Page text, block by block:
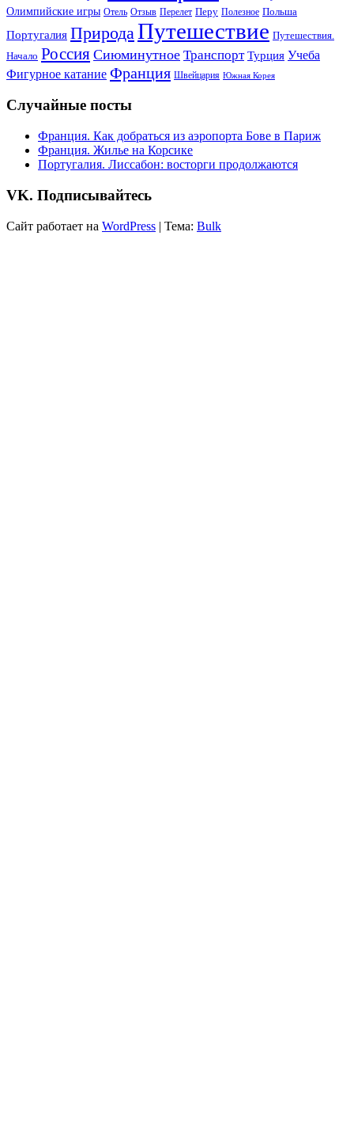
Олимпийские игры Отель Отзыв Перелет Перу Полезное Польша
Португалия Природа Путешествие Путешествия.
Начало Россия Сиюминутное Транспорт Турция Учеба
Фигурное катание Франция Швейцария Южная Корея
Случайные посты
Франция. Как добраться из аэропорта Бове в Париж
Франция. Жилье на Корсике
Португалия. Лиссабон: восторги продолжаются
VK. Подписывайтесь
Сайт работает на WordPress | Тема: Bulk